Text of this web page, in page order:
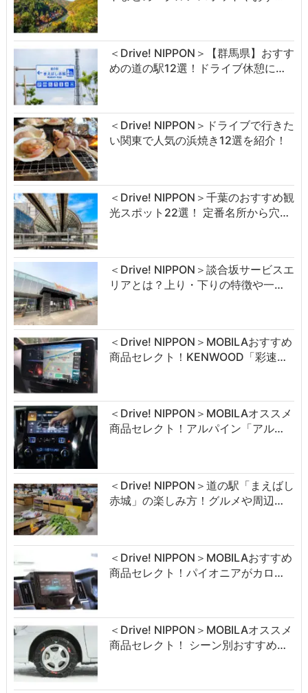
＜Drive! NIPPON＞【群馬県】おすす
めの道の駅12選！ドライブ休憩に…
＜Drive! NIPPON＞ドライブで行きた
い関東で人気の浜焼き12選を紹介！
＜Drive! NIPPON＞千葉のおすすめ観
光スポット22選！ 定番名所から穴…
＜Drive! NIPPON＞談合坂サービスエ
リアとは？上り・下りの特徴や一…
＜Drive! NIPPON＞MOBILAおすすめ
商品セレクト！KENWOOD「彩速…
＜Drive! NIPPON＞MOBILAオススメ
商品セレクト！アルパイン「アル…
＜Drive! NIPPON＞道の駅「まえばし
赤城」の楽しみ方！グルメや周辺…
＜Drive! NIPPON＞MOBILAおすすめ
商品セレクト！パイオニアがカロ…
＜Drive! NIPPON＞MOBILAオススメ
商品セレクト！ シーン別おすすめ…